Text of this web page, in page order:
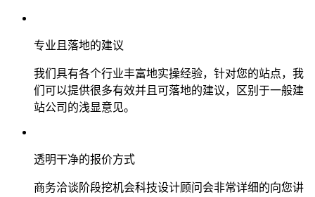
专业且落地的建议
我们具有各个行业丰富地实操经验，针对您的站点，我
们可以提供很多有效并且可落地的建议，区别于一般建
站公司的浅显意见。
透明干净的报价方式
商务洽谈阶段挖机会科技设计顾问会非常详细的向您讲